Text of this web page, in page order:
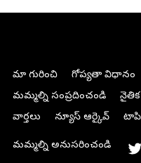
మా గురించి గోప్యతా విధానం
మమ్మల్ని సంప్రదించండి
నైతిక
వార్తలు
న్యూస్ ఆర్కైవ్
మమ్మల్ని అనుసరించండి